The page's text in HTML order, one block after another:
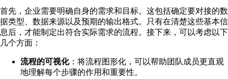
首先，企业需要明确自身的需求和目标。这包括确定要对接的数
据类型、数据来源以及预期的输出格式。只有在清楚这些基本信
息后，才能制定出符合实际需求的流程。接下来，可以考虑以下
几个方面：
流程的可视化：将流程图形化，可以帮助团队成员更直观
地理解每个步骤的作用和重要性。